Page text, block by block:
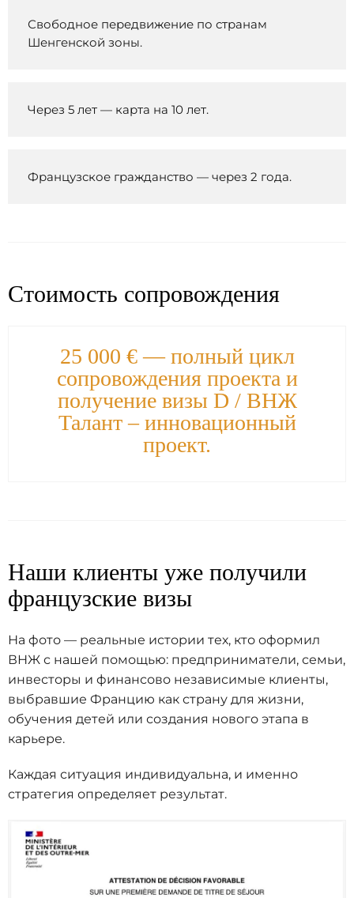
Свободное передвижение по странам
Шенгенской зоны.
Через 5 лет — карта на 10 лет.
Французское гражданство — через 2 года.
Стоимость сопровождения
25 000 € — полный цикл
сопровождения проекта и
получение визы D / ВНЖ
Талант – инновационный
проект.
Наши клиенты уже получили
французские визы
На фото — реальные истории тех, кто оформил
ВНЖ с нашей помощью: предприниматели, семьи,
инвесторы и финансово независимые клиенты,
выбравшие Францию как страну для жизни,
обучения детей или создания нового этапа в
карьере.
Каждая ситуация индивидуальна, и именно
стратегия определяет результат.